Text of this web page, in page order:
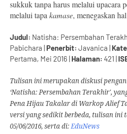
sukkuk tanpa harus melalui upacara
melalui tapakamase, menegaskan
Judul: Natisha: Persembahan
Pabichara | Penerbit: Javanica |
Pertama, Mei 2016 | Halaman: 421 |
Tulisan ini merupakan diskusi
‘Natisha: Persembahan Terakhir',
Pena Hijau Takalar di Warkop Alief
versi yang sedikit berbeda, tulisan ini
05/06/2016, serta di:EduNews